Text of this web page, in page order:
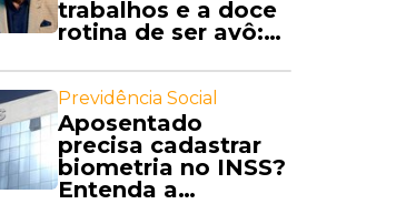
trabalhos e a doce
rotina de ser avô:
Previdência Social
Aposentado
precisa cadastrar
biometria no INSS?
Entenda a